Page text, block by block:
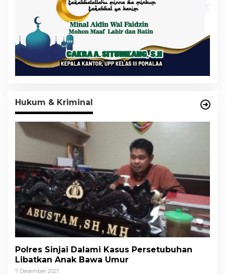
Hukum & Kriminal
Polres Sinjai Dalami Kasus Persetubuhan
Libatkan Anak Bawa Umur
7 Desember 2021